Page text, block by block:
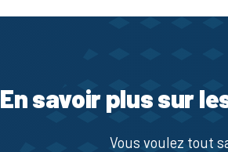
En savoir plus sur
Vous voulez tout